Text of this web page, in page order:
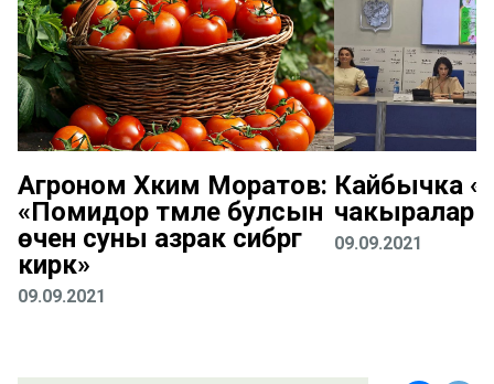
Агроном Хәким Моратов:
«Помидор тәмле булсын
өчен суны азрак сибәргә
кирәк»
09.09.2021
Кайбычка
чакыралар
09.09.2021